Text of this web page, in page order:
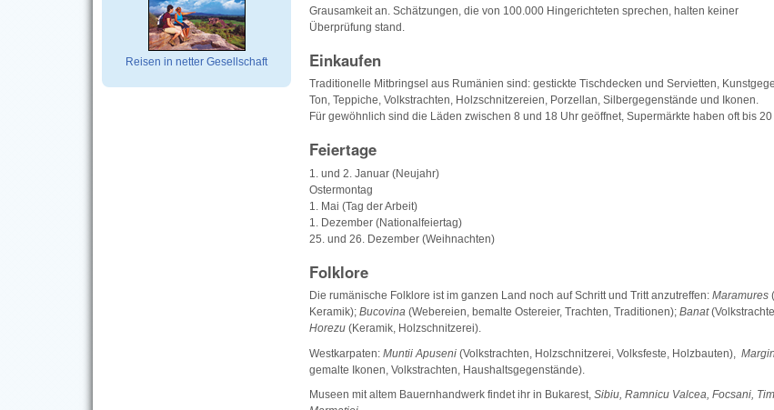
Grausamkeit an. Schätzungen, die von 100.000 Hingerichteten sprechen, halten keiner
Überprüfung stand.
Einkaufen
Traditionelle Mitbringsel aus Rumänien sind: gestickte Tischdecken und Servietten,
Ton, Teppiche, Volkstrachten, Holzschnitzereien, Porzellan, Silbergegenstände und Ikonen.
Für gewöhnlich sind die Läden zwischen 8 und 18 Uhr geöffnet, Supermärkte haben oft bis
Feiertage
1. und 2. Januar (Neujahr)
Ostermontag
1. Mai (Tag der Arbeit)
1. Dezember (Nationalfeiertag)
25. und 26. Dezember (Weihnachten)
Folklore
Die rumänische Folklore ist im ganzen Land noch auf Schritt und Tritt anzutreffen: Maramures
Keramik); Bucovina (Webereien, bemalte Ostereier, Trachten, Traditionen); Banat
Horezu (Keramik, Holzschnitzerei).
Westkarpaten: Muntii Apuseni (Volkstrachten, Holzschnitzerei, Volksfeste, Holzbauten),
gemalte Ikonen, Volkstrachten, Haushaltsgegenstände).
Museen mit altem Bauernhandwerk findet ihr in Bukarest, Sibiu, Ramnicu Valcea, Focsani,
Reisen in netter Gesellschaft